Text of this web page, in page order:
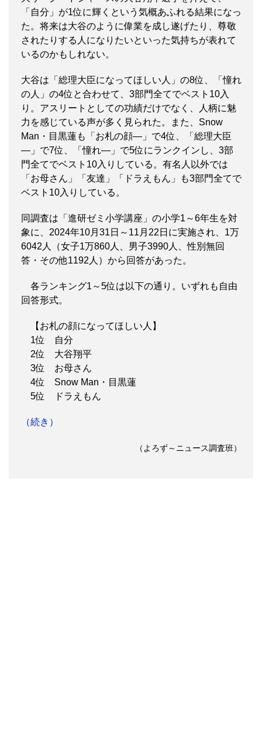
「自分」が1位に輝くという気概あふれる結果になっ
た。将来は大谷のように偉業を成し遂げたり、尊敬
されたりする人になりたいといった気持ちが表れて
いるのかもしれない。
大谷は「総理大臣になってほしい人」の8位、「憧れ
の人」の4位と合わせて、3部門全てでベスト10入
り。アスリートとしての功績だけでなく、人柄に魅
力を感じている声が多く見られた。また、Snow
Man・目黒蓮も「お札の顔―」で4位、「総理大臣
―」で7位、「憧れ―」で5位にランクインし、3部
門全てでベスト10入りしている。有名人以外では
「お母さん」「友達」「ドラえもん」も3部門全てで
ベスト10入りしている。
同調査は「進研ゼミ小学講座」の小学1～6年生を対
象に、2024年10月31日～11月22日に実施され、1万
6042人（女子1万860人、男子3990人、性別無回
答・その他1192人）から回答があった。
各ランキング1～5位は以下の通り。いずれも自由
回答形式。
【お札の顔になってほしい人】
1位 自分
2位 大谷翔平
3位 お母さん
4位 Snow Man・目黒蓮
5位 ドラえもん
（続き）
（よろず～ニュース調査班）